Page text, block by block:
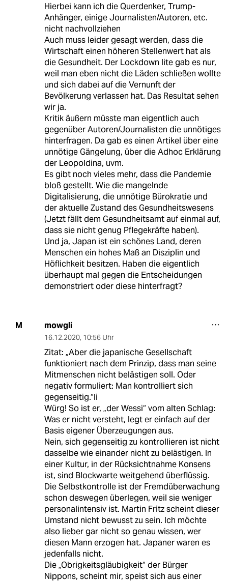
Hierbei kann ich die Querdenker, Trump-
Anhänger, einige Journalisten/Autoren, etc.
nicht nachvollziehen
Auch muss leider gesagt werden, dass die
Wirtschaft einen höheren Stellenwert hat als
die Gesundheit. Der Lockdown lite gab es nur,
weil man eben nicht die Läden schließen wollte
und sich dabei auf die Vernunft der
Bevölkerung verlassen hat. Das Resultat sehen
wir ja.
Kritik äußern müsste man eigentlich auch
gegenüber Autoren/Journalisten die unnötiges
hinterfragen. Da gab es einen Artikel über eine
unnötige Gängelung, über die Adhoc Erklärung
der Leopoldina, uvm.
Es gibt noch vieles mehr, dass die Pandemie
bloß gestellt. Wie die mangelnde
Digitalisierung, die unnötige Bürokratie und
der aktuelle Zustand des Gesundheitswesens
(Jetzt fällt dem Gesundheitsamt auf einmal auf,
dass sie nicht genug Pflegekräfte haben).
Und ja, Japan ist ein schönes Land, deren
Menschen ein hohes Maß an Disziplin und
Höflichkeit besitzen. Haben die eigentlich
überhaupt mal gegen die Entscheidungen
demonstriert oder diese hinterfragt?
M mowgli
16.12.2020, 10:56 Uhr
Zitat: „Aber die japanische Gesellschaft
funktioniert nach dem Prinzip, dass man seine
Mitmenschen nicht belästigen soll. Oder
negativ formuliert: Man kontrolliert sich
gegenseitig.“li
Würg! So ist er, „der Wessi“ vom alten Schlag:
Was er nicht versteht, legt er einfach auf der
Basis eigener Überzeugungen aus.
Nein, sich gegenseitig zu kontrollieren ist nicht
dasselbe wie einander nicht zu belästigen. In
einer Kultur, in der Rücksichtnahme Konsens
ist, sind Blockwarte weitgehend überflüssig.
Die Selbstkontrolle ist der Fremdüberwachung
schon deswegen überlegen, weil sie weniger
personalintensiv ist. Martin Fritz scheint dieser
Umstand nicht bewusst zu sein. Ich möchte
also lieber gar nicht so genau wissen, wer
diesen Mann erzogen hat. Japaner waren es
jedenfalls nicht.
Die „Obrigkeitsgläubigkeit“ der Bürger
Nippons, scheint mir, speist sich aus einer